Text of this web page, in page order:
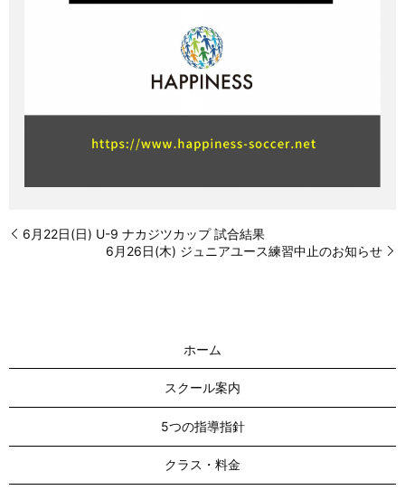
6月22日(日) U-9 ナカジツカップ 試合結果
6月26日(木) ジュニアユース練習中止のお知らせ
ホーム
スクール案内
5つの指導指針
クラス・料金